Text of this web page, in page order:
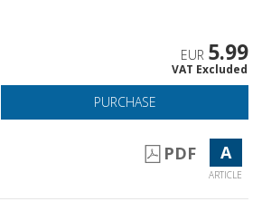
EUR 5.99
VAT Excluded
PURCHASE
PDF A
ARTICLE